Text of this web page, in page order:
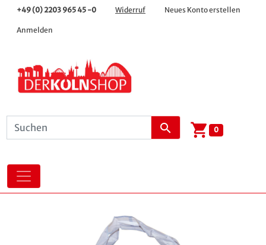
+49 (0) 2203 965 45 -0 Widerruf Neues Konto erstellen
Anmelden
search shopping_cart 0